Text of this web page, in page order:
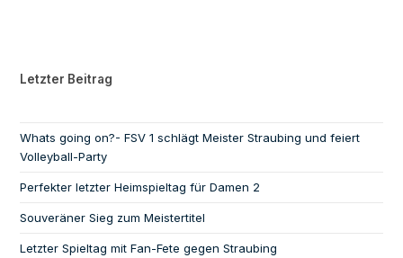
Letzter Beitrag
Whats going on?- FSV 1 schlägt Meister Straubing und feiert
Volleyball-Party
Perfekter letzter Heimspieltag für Damen 2
Souveräner Sieg zum Meistertitel
Letzter Spieltag mit Fan-Fete gegen Straubing